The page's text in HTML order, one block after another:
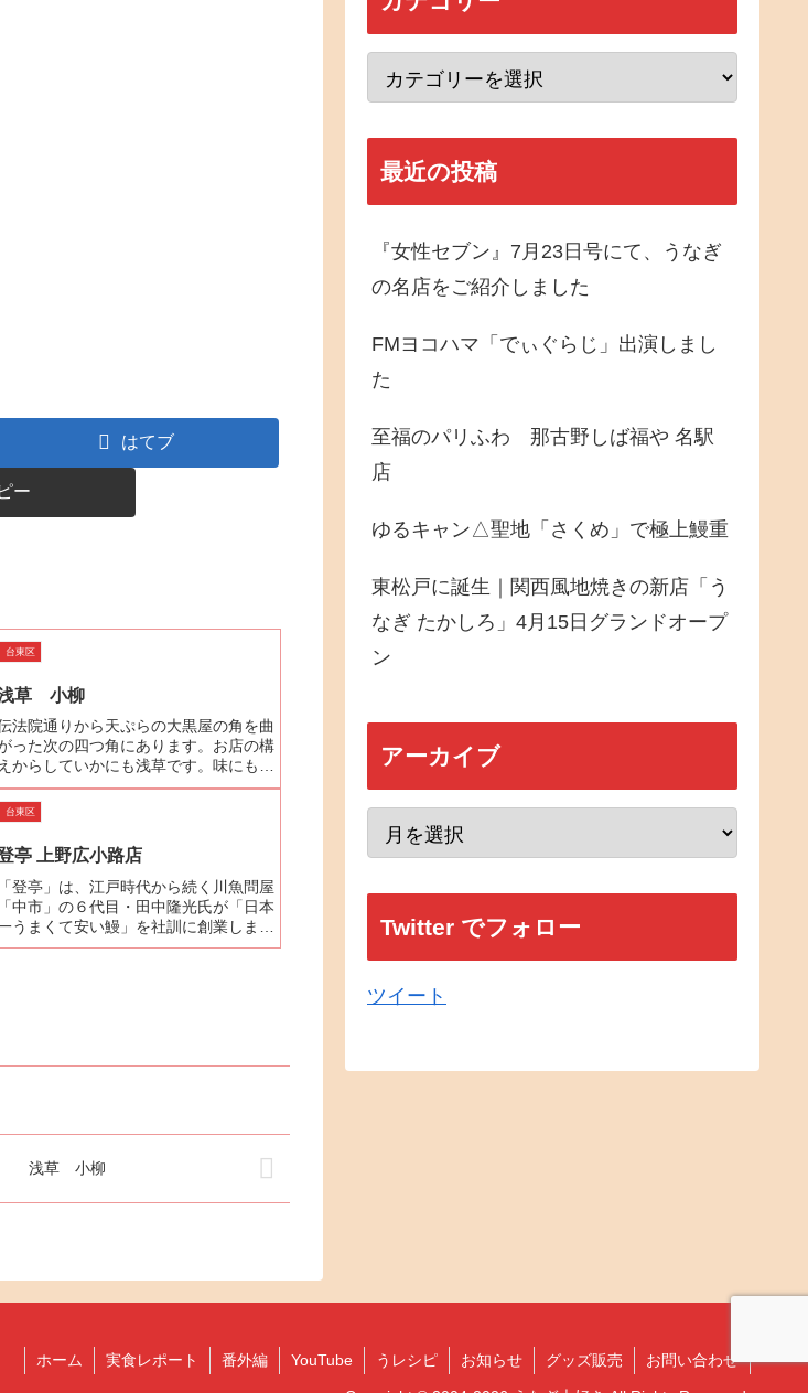
はてブ
ー
台東区
草 小柳
法院通りから天ぷらの大黒屋の角を曲
った次の四つ角にあります。お店の構
えからしていかにも浅草です。味にもそ
はいえることで、すべてが懐かしい味
なんです。玉子焼きも職人さんが作った
というより、料理上手のお母さんが焼い
ようにふんわり甘口です...
台東区
亭 上野広小路店
「登亭」は、江戸時代から続く川魚問屋
「中市」の６代目・田中隆光氏が「日本
うまくて安い鰻」を社訓に創業しまし
。都内に銀座８丁目、銀座、京橋、東
浅草 小柳
最近の投稿
『女性セブン』7月23日号にて、うなぎ
の名店をご紹介しました
FMヨコハマ「でぃぐらじ」出演しまし
た
至福のパリふわ 那古野しば福や 名駅
店
ゆるキャン△聖地「さくめ」で極上鰻重
東松戸に誕生｜関西風地焼きの新店「う
なぎ たかしろ」4月15日グランドオープ
ン
アーカイブ
Twitter でフォロー
ツイート
ホーム 実食レポート 番外編 YouTube うレシピ お知らせ グッズ販売 お問い合わせ